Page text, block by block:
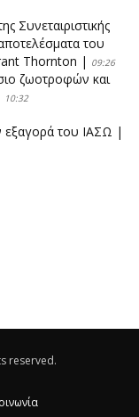
Συνεταιριστικής
του
Thornton | 09:26
ζωοτροφών και
10:32
εξαγορά του ΙΑΣΩ |
reserved.